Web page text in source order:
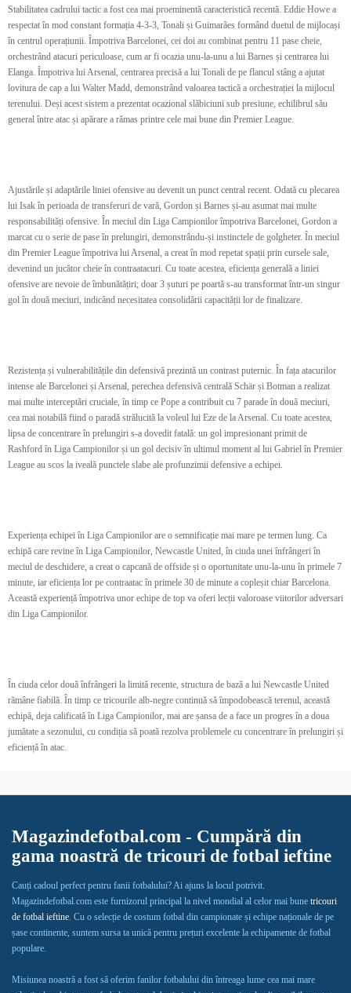
Stabilitatea cadrului tactic a fost cea mai proeminentă caracteristică recentă. Eddie Howe a
respectat în mod constant formația 4-3-3, Tonali și Guimarães formând duetul de mijlocași
în centrul operațiunii. Împotriva Barcelonei, cei doi au combinat pentru 11 pase cheie,
orchestrând atacuri periculoase, cum ar fi ocazia unu-la-unu a lui Barnes și centrarea lui
Elanga. Împotriva lui Arsenal, centrarea precisă a lui Tonali de pe flancul stâng a ajutat
lovitura de cap a lui Walter Madd, demonstrând valoarea tactică a orchestrației la mijlocul
terenului. Deși acest sistem a prezentat ocazional slăbiciuni sub presiune, echilibrul său
general între atac și apărare a rămas printre cele mai bune din Premier League.
Ajustările și adaptările liniei ofensive au devenit un punct central recent. Odată cu plecarea
lui Isak în perioada de transferuri de vară, Gordon și Barnes și-au asumat mai multe
responsabilități ofensive. În meciul din Liga Campionilor împotriva Barcelonei, Gordon a
marcat cu o serie de pase în prelungiri, demonstrându-și instinctele de golgheter. În meciul
din Premier League împotriva lui Arsenal, a creat în mod repetat spații prin cursele sale,
devenind un jucător cheie în contraatacuri. Cu toate acestea, eficiența generală a liniei
ofensive are nevoie de îmbunătățiri; doar 3 șuturi pe poartă s-au transformat într-un singur
gol în două meciuri, indicând necesitatea consolidării capacității lor de finalizare.
Rezistența și vulnerabilitățile din defensivă prezintă un contrast puternic. În fața atacurilor
intense ale Barcelonei și Arsenal, perechea defensivă centrală Schär și Botman a realizat
mai multe interceptări cruciale, în timp ce Pope a contribuit cu 7 parade în două meciuri,
cea mai notabilă fiind o paradă strălucită la voleul lui Eze de la Arsenal. Cu toate acestea,
lipsa de concentrare în prelungiri s-a dovedit fatală: un gol impresionant primit de
Rashford în Liga Campionilor și un gol decisiv în ultimul moment al lui Gabriel în Premier
League au scos la iveală punctele slabe ale profunzimii defensive a echipei.
Experiența echipei în Liga Campionilor are o semnificație mai mare pe termen lung. Ca
echipă care revine în Liga Campionilor, Newcastle United, în ciuda unei înfrângeri în
meciul de deschidere, a creat o capcană de offside și o oportunitate unu-la-unu în primele 7
minute, iar eficiența lor pe contraatac în primele 30 de minute a copleșit chiar Barcelona.
Această experiență împotriva unor echipe de top va oferi lecții valoroase viitorilor adversari
din Liga Campionilor.
În ciuda celor două înfrângeri la limită recente, structura de bază a lui Newcastle United
rămâne fiabilă. În timp ce tricourile alb-negre continuă să împodobească terenul, această
echipă, deja calificată în Liga Campionilor, mai are șansa de a face un progres în a doua
jumătate a sezonului, cu condiția să poată rezolva problemele cu concentrare în prelungiri și
eficiență în atac.
Magazindefotbal.com - Cumpără din
gama noastră de tricouri de fotbal ieftine
Cauți cadoul perfect pentru fanii fotbalului? Ai ajuns la locul potrivit.
Magazindefotbal.com este furnizorul principal la nivel mondial al celor mai bune tricouri
de fotbal ieftine. Cu o selecție de costum fotbal din campionate și echipe naționale de pe
șase continente, suntem sursa ta unică pentru prețuri excelente la echipamente de fotbal
populare.
Misiunea noastră a fost să oferim fanilor fotbalului din întreaga lume cea mai mare